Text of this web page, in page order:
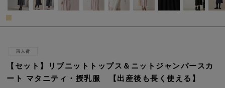
買って正解！高評価レビューアイテム
便利な育児家電
【セット】リブニットトップス＆ニットジャンパースカ
ート マタニティ・授乳服 【出産後も長く使える】